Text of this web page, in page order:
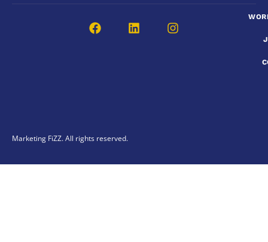
Marketing FiZZ. All rights reserved.